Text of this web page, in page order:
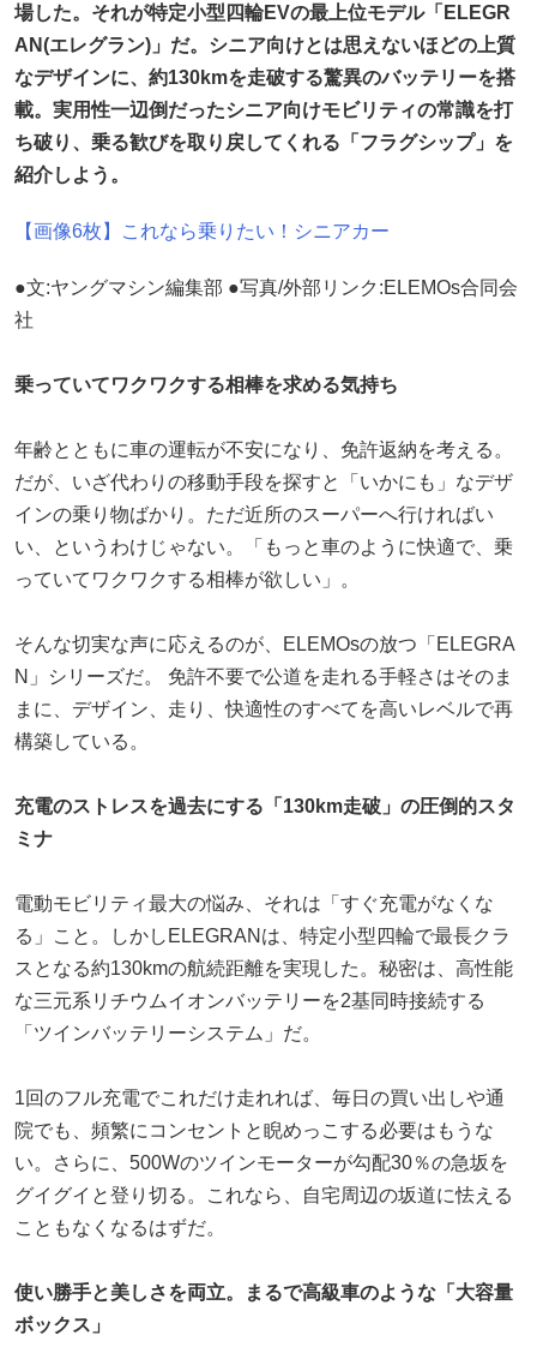
場した。それが特定小型四輪EVの最上位モデル「ELEGR
AN(エレグラン)」だ。シニア向けとは思えないほどの上質
なデザインに、約130kmを走破する驚異のバッテリーを搭
載。実用性一辺倒だったシニア向けモビリティの常識を打
ち破り、乗る歓びを取り戻してくれる「フラグシップ」を
紹介しよう。
【画像6枚】これなら乗りたい！シニアカー
●文:ヤングマシン編集部 ●写真/外部リンク:ELEMOs合同会
社
乗っていてワクワクする相棒を求める気持ち
年齢とともに車の運転が不安になり、免許返納を考える。
だが、いざ代わりの移動手段を探すと「いかにも」なデザ
インの乗り物ばかり。ただ近所のスーパーへ行ければい
い、というわけじゃない。「もっと車のように快適で、乗
っていてワクワクする相棒が欲しい」。
そんな切実な声に応えるのが、ELEMOsの放つ「ELEGRA
N」シリーズだ。 免許不要で公道を走れる手軽さはそのま
まに、デザイン、走り、快適性のすべてを高いレベルで再
構築している。
充電のストレスを過去にする「130km走破」の圧倒的スタ
ミナ
電動モビリティ最大の悩み、それは「すぐ充電がなくな
る」こと。しかしELEGRANは、特定小型四輪で最長クラ
スとなる約130kmの航続距離を実現した。秘密は、高性能
な三元系リチウムイオンバッテリーを2基同時接続する
「ツインバッテリーシステム」だ。
1回のフル充電でこれだけ走れれば、毎日の買い出しや通
院でも、頻繁にコンセントと睨めっこする必要はもうな
い。さらに、500Wのツインモーターが勾配30％の急坂を
グイグイと登り切る。これなら、自宅周辺の坂道に怯える
こともなくなるはずだ。
使い勝手と美しさを両立。まるで高級車のような「大容量
ボックス」